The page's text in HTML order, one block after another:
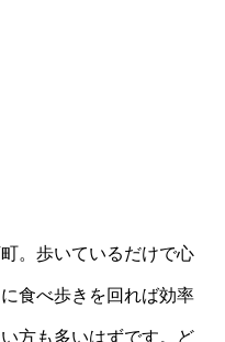
。歩いているだけで心
食べ歩きを回れば効率
方も多いはずです。ど